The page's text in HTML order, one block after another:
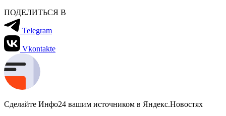
ПОДЕЛИТЬСЯ В
Telegram
Vkontakte
Сделайте Инфо24 вашим источником в Яндекс.Новостях